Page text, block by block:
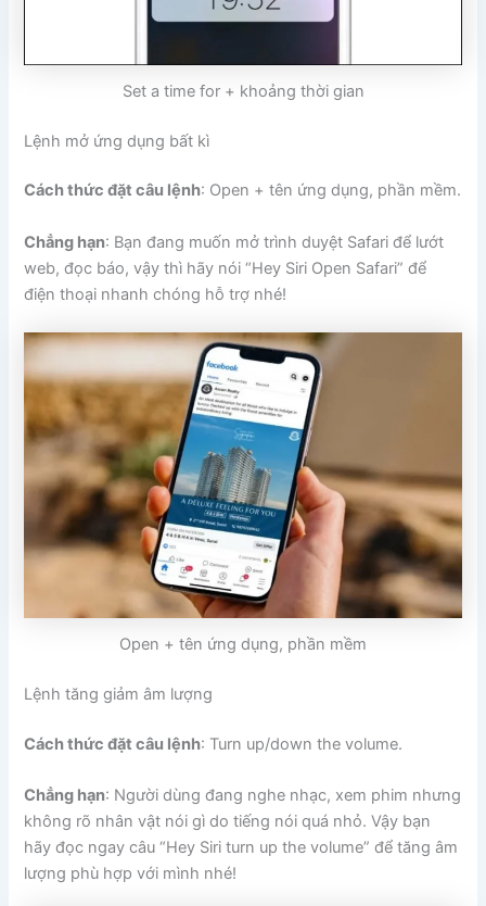
Set a time for + khoảng thời gian
Lệnh mở ứng dụng bất kì
Cách thức đặt câu lệnh: Open + tên ứng dụng, phần mềm.
Chẳng hạn: Bạn đang muốn mở trình duyệt Safari để lướt
web, đọc báo, vậy thì hãy nói “Hey Siri Open Safari” để
điện thoại nhanh chóng hỗ trợ nhé!
Open + tên ứng dụng, phần mềm
Lệnh tăng giảm âm lượng
Cách thức đặt câu lệnh: Turn up/down the volume.
Chẳng hạn: Người dùng đang nghe nhạc, xem phim nhưng
không rõ nhân vật nói gì do tiếng nói quá nhỏ. Vậy bạn
hãy đọc ngay câu “Hey Siri turn up the volume” để tăng âm
lượng phù hợp với mình nhé!